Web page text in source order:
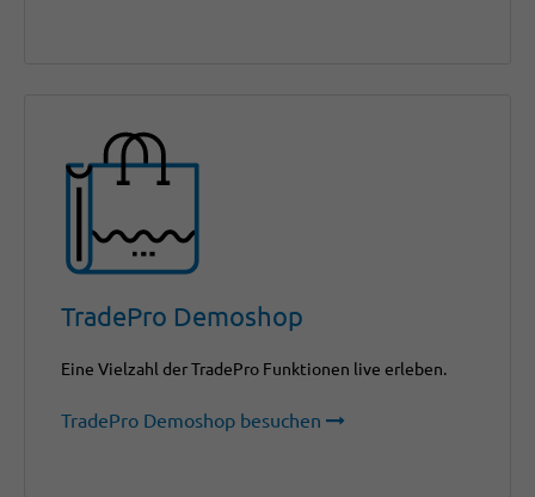
TradePro Demoshop
Eine Vielzahl der TradePro Funktionen live erleben.
TradePro Demoshop besuchen